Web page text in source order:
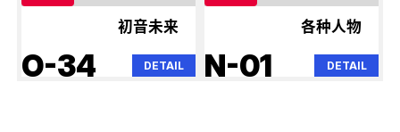
初音未来
O-34 DETAIL
各种人物
N-01 DETAIL